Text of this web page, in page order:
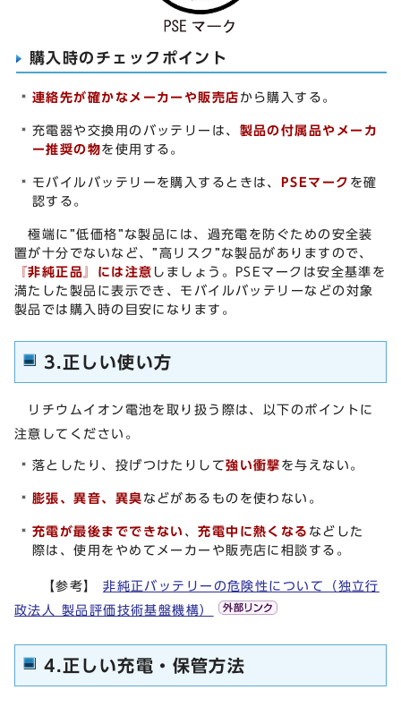
購入時のチェックポイント
連絡先が確かなメーカーや販売店 から購入する。
充電器や交換用のバッテリーは、 製品の付属品やメーカ
ー推奨の物を使用する。
モバイルバッテリーを購入するときは、 PSEマーク を確
認する。
極端に”低価格”な製品には、過充電を防ぐための安全装
置が十分でないなど、”高リスク”な製品がありますので、
『非純正品』には注意 しましょう。PSEマークは安全基準を
満たした製品に表示でき、モバイルバッテリーなどの対象
製品では購入時の目安になります。
3.正しい使い方
リチウムイオン電池を取り扱う際は、以下のポイントに
注意してください。
落としたり、投げつけたりして強い衝撃 を与えない。
膨張、異音、異臭 などがあるものを使わない。
充電が最後までできない 、充電中に熱くなる などした
際は、使用をやめてメーカーや販売店に相談する。
【参考】非純正バッテリーの危険性について（独立行
政法人 製品評価技術基盤機構）
4.正しい充電・保管方法